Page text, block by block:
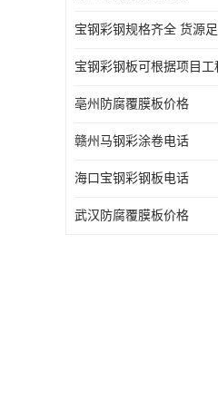
宝钢彩钢规格齐全 货源足
亳州防腐覆膜板价格
赣州马钢彩涂卷电话
海口宝钢彩钢板电话
武汉防腐覆膜板价格